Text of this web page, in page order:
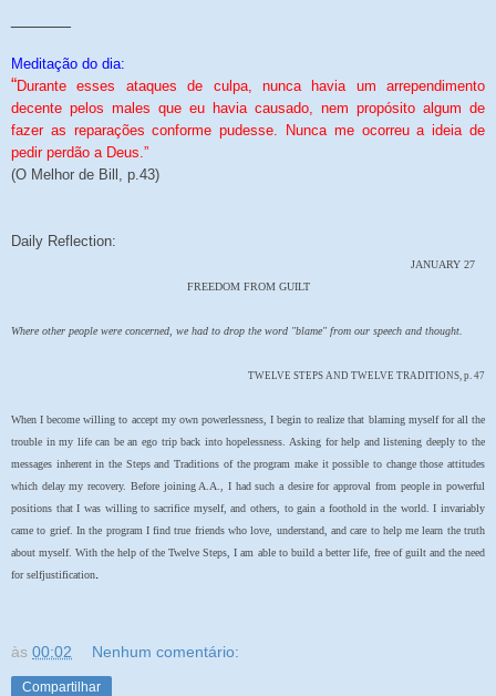
Meditação do dia:
“Durante esses ataques de culpa, nunca havia um arrependimento
decente pelos males que eu havia causado, nem propósito algum de
fazer as reparações conforme pudesse. Nunca me ocorreu a ideia de
pedir perdão a Deus.”
(O Melhor de Bill, p.43)
Daily Reflection:
JANUARY 27
FREEDOM FROM GUILT
Where other people were concerned, we had to drop the word "blame" from our speech and thought.
TWELVE STEPS AND TWELVE TRADITIONS, p. 47
When I become willing to accept my own powerlessness, I begin to realize that blaming myself for all the
trouble in my life can be an ego trip back into hopelessness. Asking for help and listening deeply to the
messages inherent in the Steps and Traditions of the program make it possible to change those attitudes
which delay my recovery. Before joining A.A., I had such a desire for approval from people in powerful
positions that I was willing to sacrifice myself, and others, to gain a foothold in the world. I invariably
came to grief. In the program I find true friends who love, understand, and care to help me learn the truth
about myself. With the help of the Twelve Steps, I am able to build a better life, free of guilt and the need
for selfjustification
às 00:02 Nenhum comentário:
Compartilhar